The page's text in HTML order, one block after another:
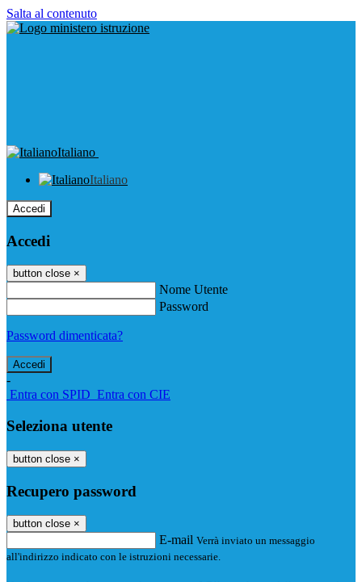
Salta al contenuto
Italiano
Italiano
Accedi
Accedi
button close ×
Nome Utente
Password
Password dimenticata?
-
Entra con SPID Entra con CIE
Seleziona utente
button close ×
Recupero password
button close ×
E-mail Verrà inviato un messaggio
all'indirizzo indicato con le istruzioni necessarie.